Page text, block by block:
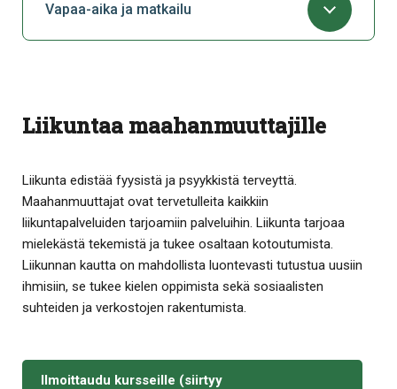
Vapaa-aika ja matkailu
Liikuntaa maahanmuuttajille
Liikunta edistää fyysistä ja psyykkistä terveyttä.
Maahanmuuttajat ovat tervetulleita kaikkiin
liikuntapalveluiden tarjoamiin palveluihin. Liikunta tarjoaa
mielekästä tekemistä ja tukee osaltaan kotoutumista.
Liikunnan kautta on mahdollista luontevasti tutustua uusiin
ihmisiin, se tukee kielen oppimista sekä sosiaalisten
suhteiden ja verkostojen rakentumista.
Ilmoittaudu kursseille (siirtyy